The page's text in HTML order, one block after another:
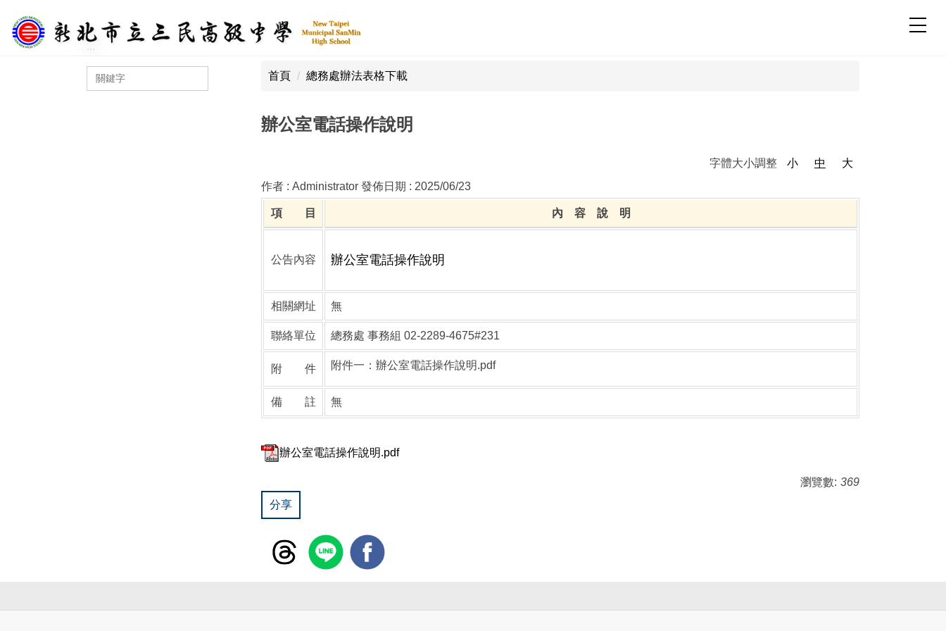
到
主
:::
首頁 總務處辦法表格下載
辦公室電話操作說明
字體大小調整 小 中
大
作者 :Administrator發佈日期 : 2025/06/23
項 目 內 容 說 明
公告內容 辦公室電話操作說明
相關網址 無
聯絡單位 總務處 事務組 02-2289-4675#231
附 件 附件一：辦公室電話操作說明.pdf
備 註 無
辦公室電話操作說明.pdf
瀏覽數: 369
分享